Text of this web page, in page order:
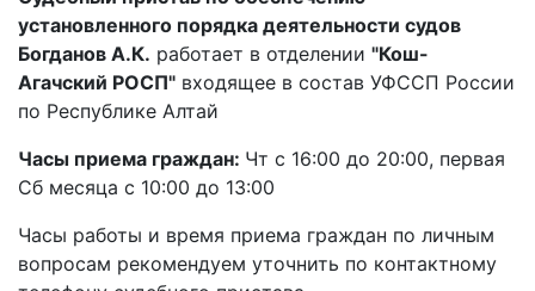
установленного порядка деятельности судов
Богданов А.К. работает в отделении "Кош-
Агачский РОСП" входящее в состав УФССП России
по Республике Алтай
Часы приема граждан: Чт с 16:00 до 20:00, первая
Сб месяца с 10:00 до 13:00
Часы работы и время приема граждан по личным
вопросам рекомендуем уточнить по контактному